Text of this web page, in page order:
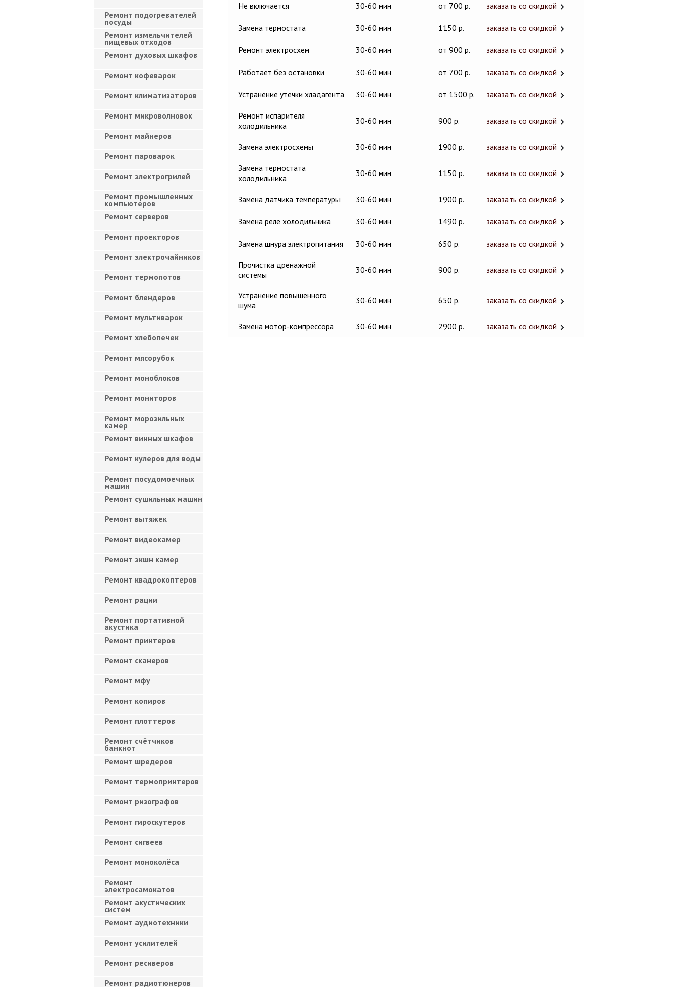
Не включается 30-60 мин от 700 р. заказать со скидкой
Замена термостата 30-60 мин 1150 р. заказать со скидкой
Ремонт электросхем 30-60 мин от 900 р. заказать со скидкой
Работает без остановки 30-60 мин от 700 р. заказать со скидкой
Устранение утечки хладагента 30-60 мин от 1500 р. заказать со скидкой
Ремонт испарителя
холодильника
30-60 мин 900 р. заказать со скидкой
Замена электросхемы 30-60 мин 1900 р. заказать со скидкой
Замена термостата
холодильника
30-60 мин 1150 р. заказать со скидкой
Замена датчика температуры 30-60 мин 1900 р. заказать со скидкой
Замена реле холодильника 30-60 мин 1490 р. заказать со скидкой
Замена шнура электропитания 30-60 мин 650 р. заказать со скидкой
Прочистка дренажной
системы
30-60 мин 900 р. заказать со скидкой
Устранение повышенного
шума
30-60 мин 650 р. заказать со скидкой
Замена мотор-компрессора 30-60 мин 2900 р. заказать со скидкой
Ремонт подогревателей
посуды
Ремонт измельчителей
пищевых отходов
Ремонт духовых шкафов
Ремонт кофеварок
Ремонт климатизаторов
Ремонт микроволновок
Ремонт майнеров
Ремонт пароварок
Ремонт электрогрилей
Ремонт промышленных
компьютеров
Ремонт серверов
Ремонт проекторов
Ремонт электрочайников
Ремонт термопотов
Ремонт блендеров
Ремонт мультиварок
Ремонт хлебопечек
Ремонт мясорубок
Ремонт моноблоков
Ремонт мониторов
Ремонт морозильных
камер
Ремонт винных шкафов
Ремонт кулеров для воды
Ремонт посудомоечных
машин
Ремонт сушильных машин
Ремонт вытяжек
Ремонт видеокамер
Ремонт экшн камер
Ремонт квадрокоптеров
Ремонт рации
Ремонт портативной
акустика
Ремонт принтеров
Ремонт сканеров
Ремонт мфу
Ремонт копиров
Ремонт плоттеров
Ремонт счётчиков
банкнот
Ремонт шредеров
Ремонт термопринтеров
Ремонт ризографов
Ремонт гироскутеров
Ремонт сигвеев
Ремонт моноколёса
Ремонт
электросамокатов
Ремонт акустических
систем
Ремонт аудиотехники
Ремонт усилителей
Ремонт ресиверов
Ремонт радиотюнеров